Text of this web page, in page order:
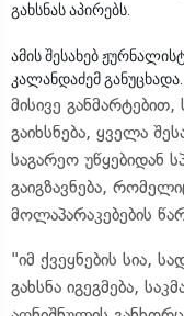
გახსნას აპირებს.
ამის შესახებ
კალანდაძემ განუცხადა.
მისივე
გაიხსნება, ყველა
საგარეო უწყებიდან
გაიგზავნება,
მოლაპარაკებების
"იმ ქვეყნების სია,
გახსნა იგეგმება,